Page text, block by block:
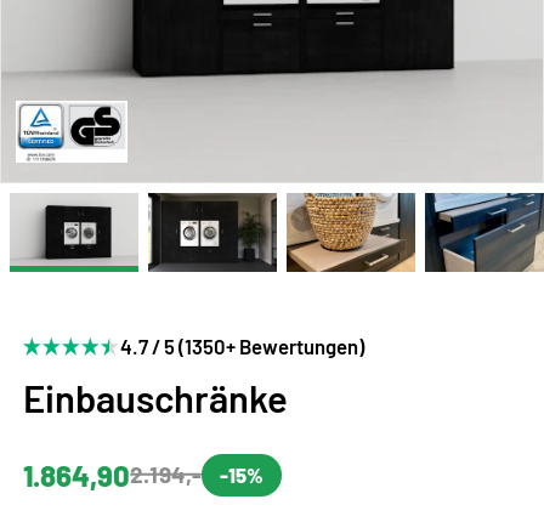
4.7 / 5 (1350+ Bewertungen)
Einbauschränke
1.864,902.194,- -15%